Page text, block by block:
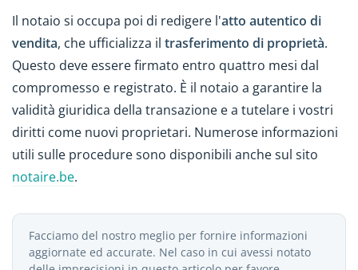
Il notaio si occupa poi di redigere l'atto autentico di
vendita, che ufficializza il trasferimento di proprietà.
Questo deve essere firmato entro quattro mesi dal
compromesso e registrato. È il notaio a garantire la
validità giuridica della transazione e a tutelare i vostri
diritti come nuovi proprietari. Numerose informazioni
utili sulle procedure sono disponibili anche sul sito
notaire.be.
Facciamo del nostro meglio per fornire informazioni
aggiornate ed accurate. Nel caso in cui avessi notato